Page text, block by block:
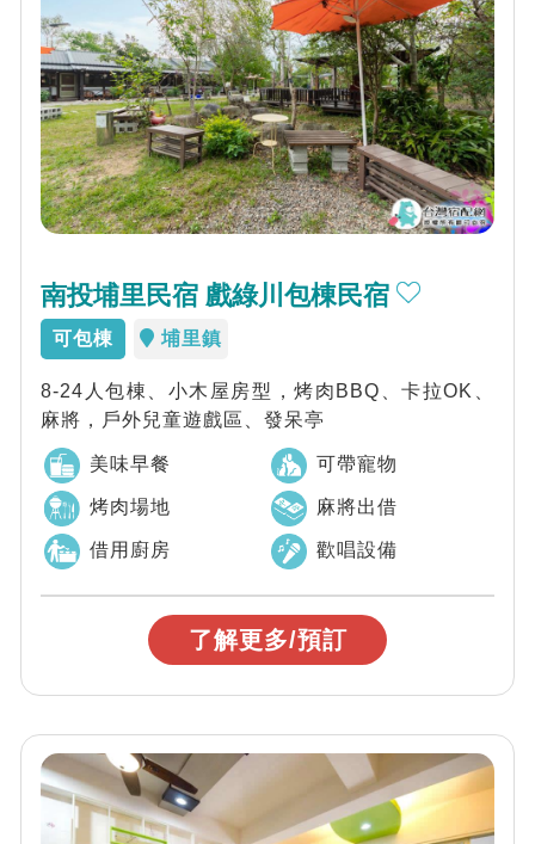
南投埔里民宿 戲綠川包棟民宿
可包棟 埔里鎮
8-24人包棟、小木屋房型，烤肉BBQ、卡拉OK、
麻將，戶外兒童遊戲區、發呆亭
美味早餐 可帶寵物
烤肉場地 麻將出借
借用廚房 歡唱設備
了解更多/預訂